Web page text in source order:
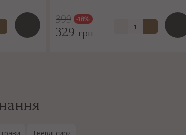
399 -18%
329 грн
Тверді сири